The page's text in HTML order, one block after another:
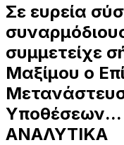
Σε ευρεία
συμμετείχε
Μαξίμου ο
ΑΝΑΛΥΤΙΚΑ